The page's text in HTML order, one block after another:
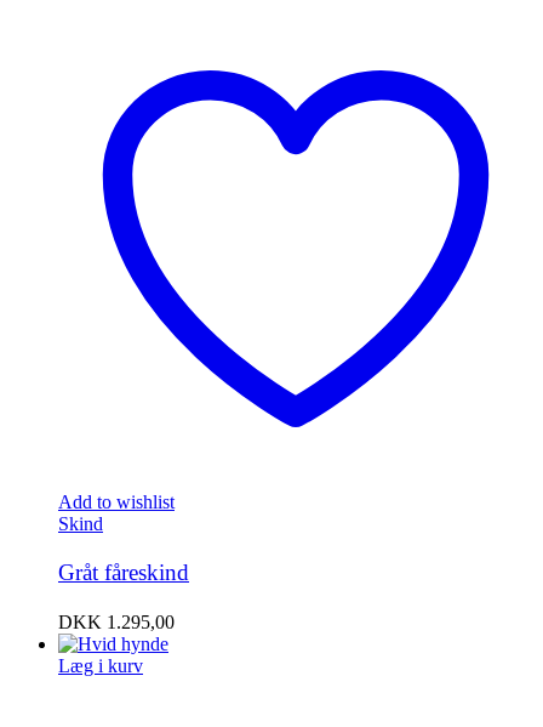
Add to wishlist
Skind
Gråt fåreskind
DKK 1.295,00
Læg i kurv